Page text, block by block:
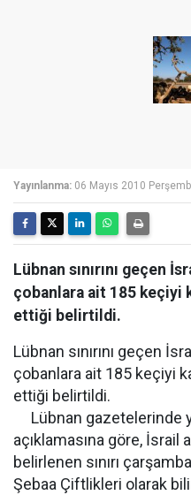
Yayınlanma: 06 Mayıs 2010
Lübnan sınırını geçen
çobanlara ait 185 keçiyi
ettiği belirtildi.
Lübnan sınırını geçen
çobanlara ait 185 keçiyi
ettiği belirtildi.
Lübnan gazetelerinde
açıklamasına göre, İsrail
belirlenen sınırı
Şebaa Çiftlikleri olarak